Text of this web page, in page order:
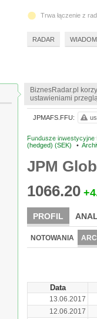
BiznesRadar.pl
ustawieniami
Fundusze inwestycyjne
(hedged) (SEK)
•
JPM
1066.20
PROFIL
NOTOWANIA
Data
13.06.2017
12.06.2017
JPMAFS.FFU:
Trwa łączenie z
RADAR